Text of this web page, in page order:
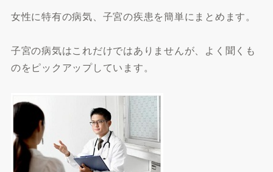
女性に特有の病気、子宮の疾患を簡単にまとめます。
子宮の病気はこれだけではありませんが、よく聞くも
のをピックアップしています。